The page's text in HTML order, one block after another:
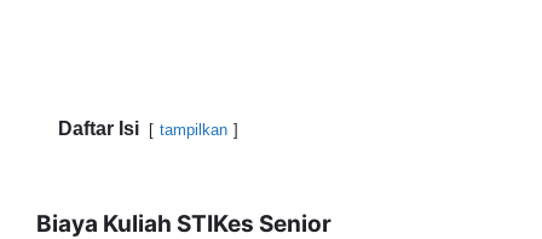
Daftar Isi tampilkan
Biaya Kuliah STIKes Senior